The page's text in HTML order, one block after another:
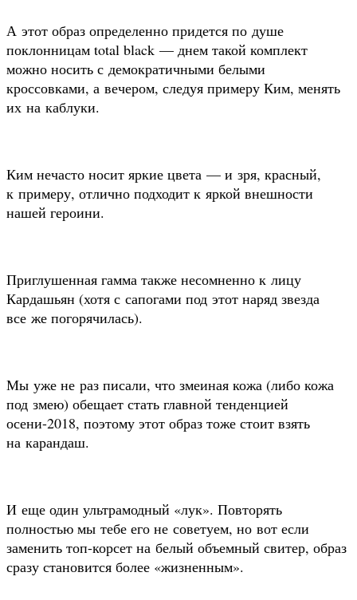
А этот образ определенно придется по душе
поклонницам total black — днем такой комплект
можно носить с демократичными белыми
кроссовками, а вечером, следуя примеру Ким, менять
их на каблуки.
Ким нечасто носит яркие цвета — и зря, красный,
к примеру, отлично подходит к яркой внешности
нашей героини.
Приглушенная гамма также несомненно к лицу
Кардашьян (хотя с сапогами под этот наряд звезда
все же погорячилась).
Мы уже не раз писали, что змеиная кожа (либо кожа
под змею) обещает стать главной тенденцией
осени-2018, поэтому этот образ тоже стоит взять
на карандаш.
И еще один ультрамодный «лук». Повторять
полностью мы тебе его не советуем, но вот если
заменить топ-корсет на белый объемный свитер, образ
сразу становится более «жизненным».